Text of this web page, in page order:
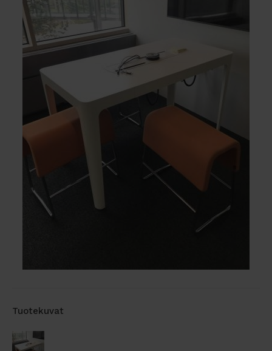
Tuotekuvat